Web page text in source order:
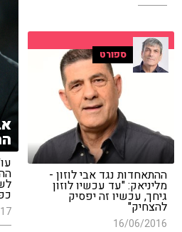
ספורט
ההתאחדות נגד אבי לוזון -
מליניאק: "עד עכשיו לוזון
גיחך, עכשיו זה יפסיק
להצחיק"
16/06/2016